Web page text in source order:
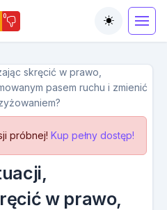
0
Toggle
próbnej! Kup pełny dostęp!
w prawo,